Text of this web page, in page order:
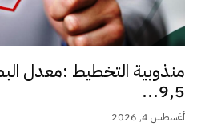
منذوبية التخطيط :معدل
9,5...
أغسطس 4, 2026